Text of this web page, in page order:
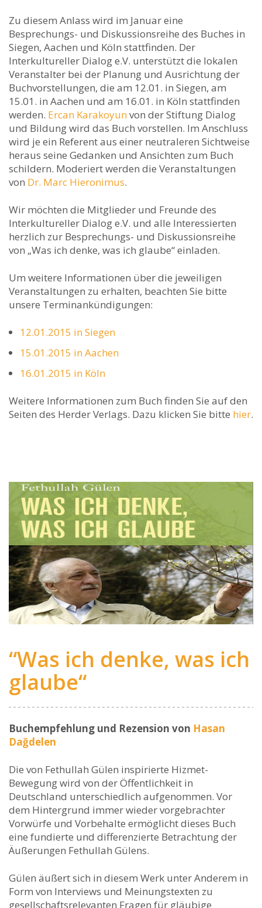
Zu diesem Anlass wird im Januar eine
Besprechungs- und Diskussionsreihe des Buches in
Siegen, Aachen und Köln stattfinden. Der
Interkultureller Dialog e.V. unterstützt die lokalen
Veranstalter bei der Planung und Ausrichtung der
Buchvorstellungen, die am 12.01. in Siegen, am
15.01. in Aachen und am 16.01. in Köln stattfinden
werden. Ercan Karakoyunvon der Stiftung Dialog
und Bildung wird das Buch vorstellen. Im Anschluss
wird je ein Referent aus einer neutraleren Sichtweise
heraus seine Gedanken und Ansichten zum Buch
schildern. Moderiert werden die Veranstaltungen
von Dr. Marc Hieronimus.
Wir möchten die Mitglieder und Freunde des
Interkultureller Dialog e.V. und alle Interessierten
herzlich zur Besprechungs- und Diskussionsreihe
von „Was ich denke, was ich glaube“ einladen.
Um weitere Informationen über die jeweiligen
Veranstaltungen zu erhalten, beachten Sie bitte
unsere Terminankündigungen:
12.01.2015 in Siegen
15.01.2015 in Aachen
16.01.2015 in Köln
Weitere Informationen zum Buch finden Sie auf den
Seiten des Herder Verlags. Dazu klicken Sie bitte hier.
“Was ich denke, was ich
glaube“
Buchempfehlung und Rezension von Hasan
Dağdelen
Die von Fethullah Gülen inspirierte Hizmet-
Bewegung wird von der Öffentlichkeit in
Deutschland unterschiedlich aufgenommen. Vor
dem Hintergrund immer wieder vorgebrachter
Vorwürfe und Vorbehalte ermöglicht dieses Buch
eine fundierte und differenzierte Betrachtung der
Äußerungen Fethullah Gülens.
Gülen äußert sich in diesem Werk unter Anderem in
Form von Interviews und Meinungstexten zu
gesellschaftsrelevanten Fragen für gläubige